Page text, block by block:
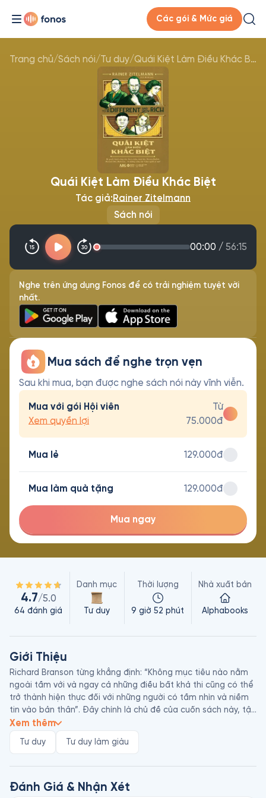
Các gói & Mức giá
Trang chủ/Sách nói/Tư duy/ Quái Kiệt Làm Điều Khác Biệt
Sách nói
Quái Kiệt Làm Điều Khác Biệt
Tác giả:Rainer Zitelmann
00:00 / 56:15
Nghe trên ứng dụng Fonos để có trải nghiệm tuyệt vời
nhất.
Mua sách để nghe trọn vẹn
Sau khi mua, bạn được nghe sách nói này vĩnh viễn.
Mua với gói Hội viên
Xem quyền lợi
Từ
75.000đ
Mua lẻ 129.000đ
Mua làm quà tặng 129.000đ
Mua ngay
4.7/5.0
64 đánh giá
Danh mục
Tư duy
Thời lượng
9 giờ 52 phút
Nhà xuất bản
Alphabooks
Giới Thiệu
Richard Branson từng khẳng định: “Không mục tiêu nào nằm
ngoài tầm với và ngay cả những điều bất khả thi cũng có thể
trở thành hiện thực đối với những người có tầm nhìn và niềm
tin vào bản thân”. Đây chính là chủ đề của cuốn sách này, tập
trung nghiên cứu cuộc sống của 50 quái kiệt xuất chúng
mà tất cả chúng ta có thể học. Hầu hết trong số họ là doanh
Xem thêm
Tư duy Tư duy làm giàu
Đánh Giá & Nhận Xét